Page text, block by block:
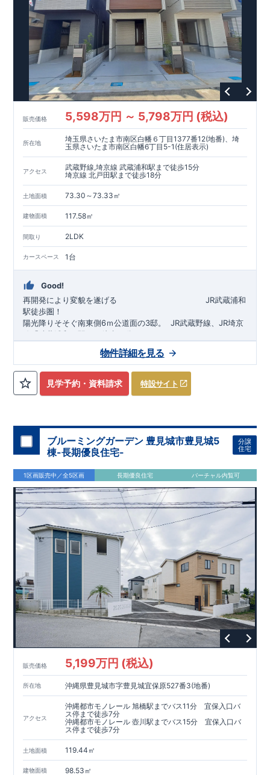
販売価格 5,598万円 ～ 5,798万円 (税込)
所在地
埼玉県さいたま市南区白幡６丁目1377番12(地番)、埼
玉県さいたま市南区白幡6丁目5-1(住居表示)
アクセス
武蔵野線,埼京線 武蔵浦和駅まで徒歩15分
埼京線 北戸田駅まで徒歩18分
土地面積 73.30～73.33㎡
建物面積 117.58㎡
間取り 2LDK
カースペース 1台
Good!
再開発により変貌を遂げる ​JR武蔵浦和
駅徒歩圏！
陽光降りそそぐ南東側6ｍ公道面の3邸。
​JR武蔵野線、JR埼京
線「 武蔵浦和 」駅まで徒歩15 分
自転車で約5分
JR埼京線「北戸田」駅まで徒歩18分​
​◆設計・建設性能評価ｗ取得！​◎性能評価とは
宅性能評価】
評価しております！ ​ 【建設 住宅性能評価】​
関 により、建物完成までに 計4回
優れた断熱等性能５を取得！​ ​その他項目も評価を受けてお
り、
性能に特化した住宅です！
​◆子育て環境良好！ ​ 辻小学校
2（3）LDKの間取りプラン採用！​​◆こだわりの内装！​家
族構成の変化に対応可能な可変型プラン！​全居室クローゼッ
ト付き！ ​
​◆充実した設備！ ​
冬でも快適！LDK床暖房標準装
雨の日でも洗濯物が干せる
付き！​食洗機付きシステムキッチン！​平日、休日 時間帯
問わずご案内可能です！​お気軽にお問い合わせください！​
【お問い合わせ】TEL：048-710-5571(営業時間 9:30～
18:30 火水定休日)
見学予約・資料請求 特設サイト
物件詳細を見る
ブルーミングガーデン 豊見城市豊見城5
棟-長期優良住宅-
分譲
住宅
1区画販売中／全5区画 長期優良住宅 バーチャル内覧可
販売価格 5,199万円 (税込)
所在地 沖縄県豊見城市字豊見城宜保原527番3(地番)
アクセス
沖縄都市モノレール 旭橋駅までバス11分 宜保入口バ
ス停まで徒歩7分
沖縄都市モノレール 壺川駅までバス15分 宜保入口バ
ス停まで徒歩7分
土地面積 119.44㎡
建物面積 98.53㎡